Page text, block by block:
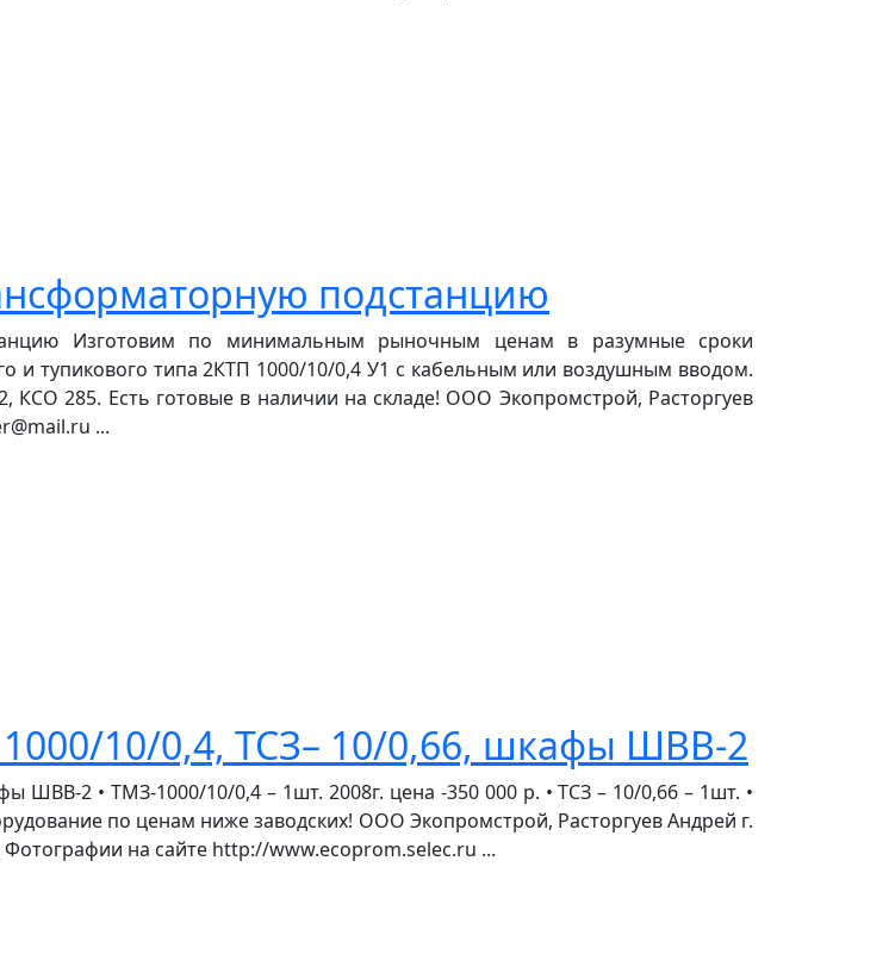
подстанцию
Изготовим по минимальным рыночным ценам в разумные сроки
и тупикового типа 2КТП 1000/10/0,4 У1 с кабельным или воздушным вводом.
КСО 285. Есть готовые в наличии на складе! ООО Экопромстрой, Расторгуев
...
10/0,4, ТСЗ– 10/0,66, шкафы ШВВ-2
2 • ТМЗ-1000/10/0,4 – 1шт. 2008г. цена -350 000 р. • ТСЗ – 10/0,66 – 1шт. •
по ценам ниже заводских! ООО Экопромстрой, Расторгуев Андрей г.
Фотографии на сайте http://www.ecoprom.selec.ru ...